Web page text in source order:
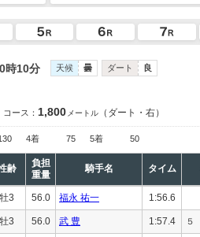
時10分 天候 曇 ダート 良
コース： 1,800 メートル （ダート・右）
4着 75 5着 50
齢
負担
重量
騎手名 タイム
牡3 56.0 福永 祐一 1:56.6
牡3 56.0 武 豊 1:57.4 ５